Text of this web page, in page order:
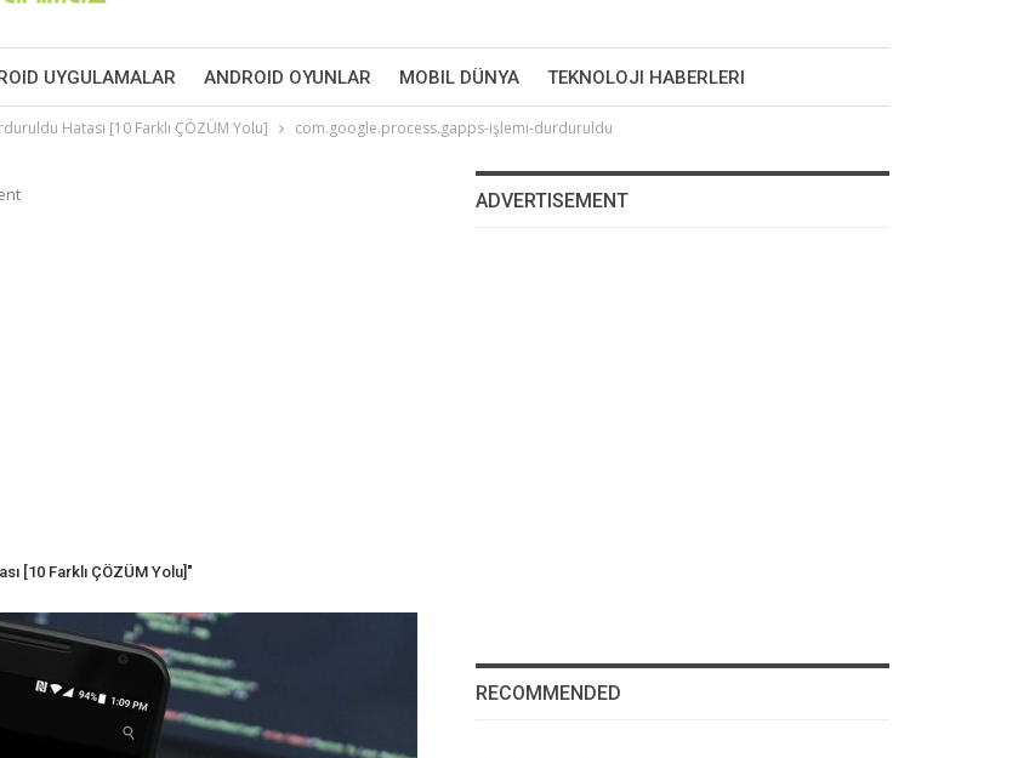
UYGULAMALAR ANDROID OYUNLAR MOBIL DÜNYA TEKNOLOJI HABERLERI
Hatası [10 Farklı ÇÖZÜM Yolu] com.google.process.gapps-işlemi-durduruldu
[10 Farklı ÇÖZÜM Yolu]"
ADVERTISEMENT
RECOMMENDED